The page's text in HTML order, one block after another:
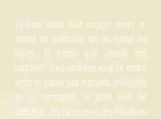
2) Vous voulez vous engager envers un
animal en particulier qui se trouve au
refuge, le temps qu'il attende son
adoption? Vous souhaitez venir lui rendre
visite et passer des moments privilégiés
en sa compagnie, le gâter avec de
l'attention, des caresses ou des friandises